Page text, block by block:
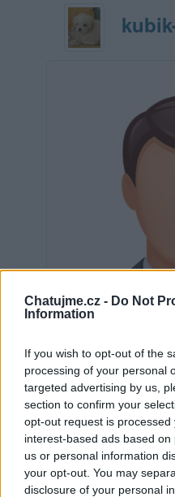
Chatujme.cz - Do Not
Information
If you wish to opt-out of the
processing of your personal
targeted advertising by us,
section to confirm your
opt-out request is
interest-based ads based
us or personal information
your opt-out. You may
disclosure of your personal
Neověřeno
0